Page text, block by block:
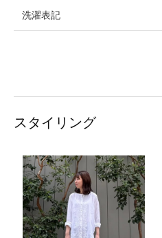
洗濯表記
スタイリング